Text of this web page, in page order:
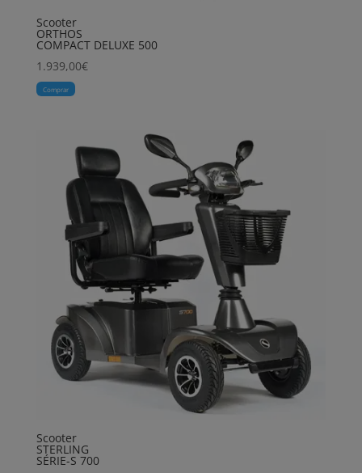
Scooter
ORTHOS
COMPACT DELUXE 500
1.939,00€
Comprar
Scooter
STERLING
SÉRIE-S 700